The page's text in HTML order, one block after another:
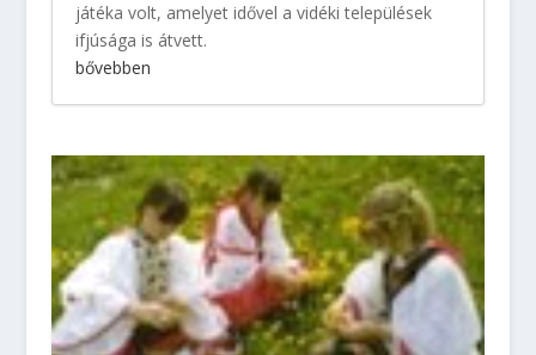
játéka volt, amelyet idővel a vidéki települések
ifjúsága is átvett.
bővebben